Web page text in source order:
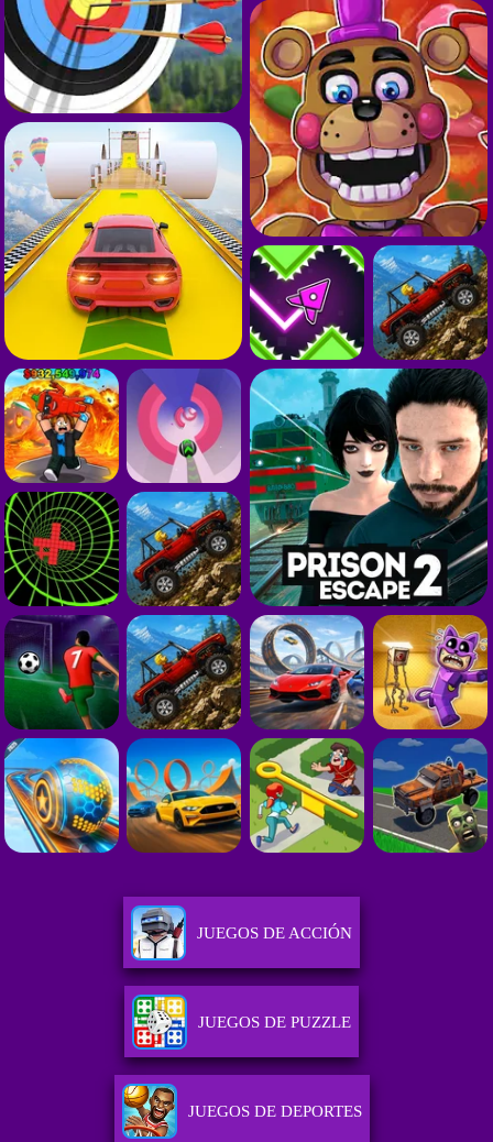
JUEGOS DE ACCIÓN
JUEGOS DE PUZZLE
JUEGOS DE DEPORTES